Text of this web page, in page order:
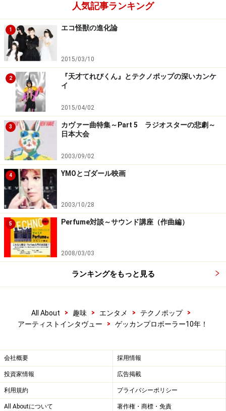
CDの売り上げがピークを過ぎたりCDJがクラブに標準装
備されたり、そしてiTunes Music Storeが日本でも配信さ
れました。ネガティブな意見を持つ人も多いようです
が、少なくとも僕たちにとっては活動しやすい時代にな
りましたよね。
フライヤーの重み
ガイド：
アルバムのジャケは、今までのフライヤーを集めて、撮
影したものですよね。ほぼ完璧に今までのものを保管さ
れていたんですか？ ゲッカンプロボーラーは意外と整理
整頓ができているのかと(笑)。
TEN(amazon.co.jp)
TEN
TEN(TOWER RECORDS)
yas：
オーガナイザーとして、それが自分のパーティーじゃな
くてもフライヤーには重みを感じるんです。フライヤー
なんて無数にあるけど、オーガナイザーにとって自分の
人気記事ランキング
1 エコ怪獣の進化論
2015/03/10
2
『天才てれびくん』とテクノポップの深いカンケ
イ
2015/04/02
3
カヴァー曲特集～Part 5 ラジオスターの悲劇～
日本大会
2003/09/02
4 YMOとゴダール映画
2003/10/28
5 Perfume対談～サウンド講座（作曲編）
2008/03/03
ランキングをもっと見る
All About > 趣味 > エンタメ > テクノポップ
>
アーティストインタヴュー
> ゲッカンプロボーラー10年！
会社概要 採用情報
投資家情報 広告掲載
利用規約 プライバシーポリシー
All Aboutについて 著作権・商標・免責